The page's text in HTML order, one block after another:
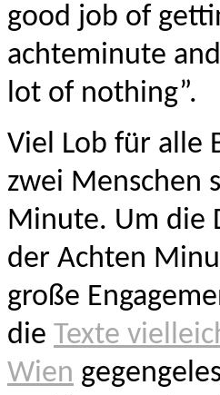
good job of
achteminute
lot of nothing”.
Viel Lob für alle
zwei Menschen
Minute. Um die
der Achten
große
die Texte
Wien